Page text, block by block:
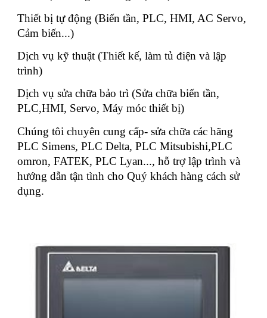
Thiết bị tự động (Biến tần, PLC, HMI, AC Servo,
Cảm biến...)
Dịch vụ kỹ thuật (Thiết kế, làm tủ điện và lập
trình)
Dịch vụ sửa chữa bảo trì (Sửa chữa biến tần,
PLC,HMI, Servo, Máy móc thiết bị)
Chúng tôi chuyên cung cấp- sửa chữa các hãng
PLC Simens, PLC Delta, PLC Mitsubishi,PLC
omron, FATEK, PLC Lyan..., hỗ trợ lập trình và
hướng dẫn tận tình cho Quý khách hàng cách sử
dụng.